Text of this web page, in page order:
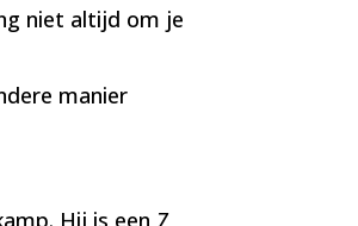
niet altijd om je
manier
Hij is een 7